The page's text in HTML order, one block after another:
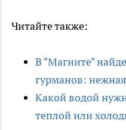
Читайте также:
В "Магните"
гурманов:
Какой водой
теплой или